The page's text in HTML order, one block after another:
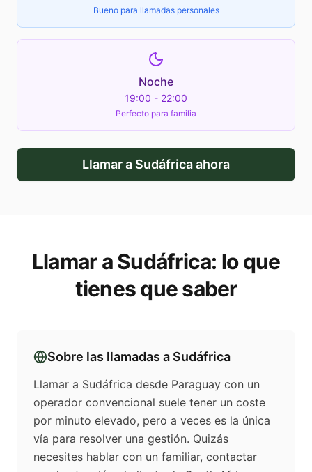
Bueno para llamadas personales
Noche
19:00 - 22:00
Perfecto para familia
Llamar a Sudáfricaahora
Llamar aSudáfrica: lo que
tienes que saber
Sobre las llamadas a Sudáfrica
Llamar a Sudáfrica desde Paraguay con un
operador convencional suele tener un coste
por minuto elevado, pero a veces es la única
vía para resolver una gestión. Quizás
necesites hablar con un familiar, contactar